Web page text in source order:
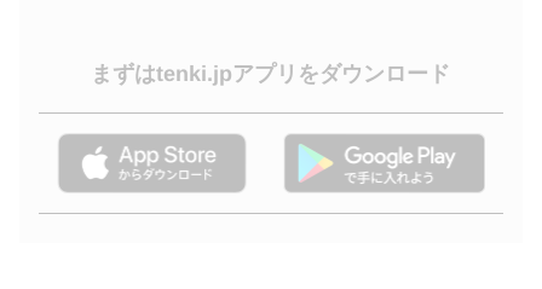
まずはtenki.jpアプリをダウンロード